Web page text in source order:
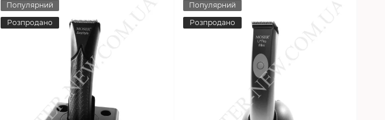
Популярний
Розпродано
Популярний
Розпродано